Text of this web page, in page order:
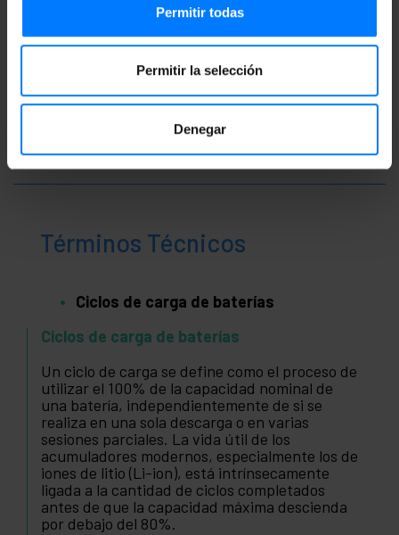
Permitir todas
Permitir la selección
Denegar
Términos Técnicos
Ciclos de carga de baterías
Ciclos de carga de baterías
Un ciclo de carga se define como el proceso de
utilizar el 100% de la capacidad nominal de
una batería, independientemente de si se
realiza en una sola descarga o en varias
sesiones parciales. La vida útil de los
acumuladores modernos, especialmente los de
iones de litio (Li-ion), está intrínsecamente
ligada a la cantidad de ciclos completados
antes de que la capacidad máxima descienda
por debajo del 80%.